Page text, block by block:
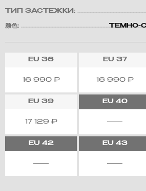
ТИП ЗАСТЕЖКИ:
颜色: ТЕМНО-
EU 36
16 990 ₽
EU37
16 990 ₽
EU 39
17 129 ₽
EU40
EU42 EU43